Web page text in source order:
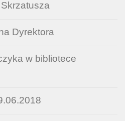
Dyrektora
w bibliotece